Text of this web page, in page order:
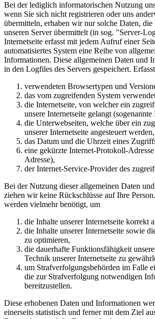
Bei der lediglich informatorischen Nutzung
wenn Sie sich nicht registrieren oder uns
übermitteln, erhaben wir nur solche Daten,
unseren Server übermittelt (in sog. "Server-
Internetseite erfasst mit jedem Aufruf einer
automatisiertes System eine Reihe von
Informationen. Diese allgemeinen Daten und
in den Logfiles des Servers gespeichert.
verwendeten Browsertypen und
das vom zugreifenden System
die Internetseite, von welcher ein
unsere Internetseite gelangt (sogenannte
die Unterwebseiten, welche über ein
unserer Internetseite angesteuert werden,
das Datum und die Uhrzeit eines
eine gekürzte Internet-Protokoll-
Adresse),
der Internet-Service-Provider des
Bei der Nutzung dieser allgemeinen Daten
ziehen wir keine Rückschlüsse auf Ihre
werden vielmehr benötigt, um
die Inhalte unserer Internetseite korrekt
die Inhalte unserer Internetseite sowie
zu optimieren,
die dauerhafte Funktionsfähigkeit
Technik unserer Internetseite zu
um Strafverfolgungsbehörden im Falle
die zur Strafverfolgung notwendigen
bereitzustellen.
Diese erhobenen Daten und Informationen
einerseits statistisch und ferner mit dem Ziel